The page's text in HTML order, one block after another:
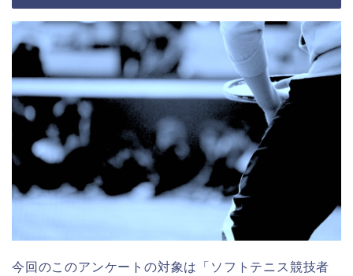
今回のこのアンケートの対象は「ソフトテニス競技者